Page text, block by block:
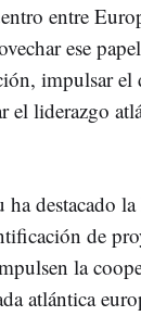
entre
ese
impulsar el
el liderazgo
destacado
de
la
atlántica